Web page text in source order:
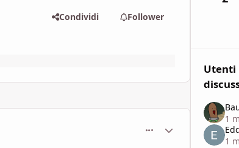
Condividi Follower
comment_1796685
Statistiche Autore
Utenti
1
1